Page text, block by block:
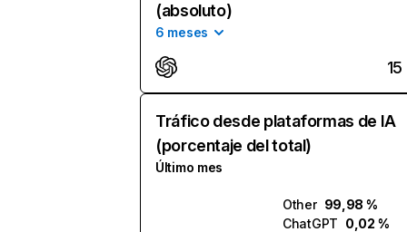
(absoluto)
6 meses
15
Tráfico desde plataformas de IA
(porcentaje del total)
Último mes
Other 99,98 %
ChatGPT 0,02 %